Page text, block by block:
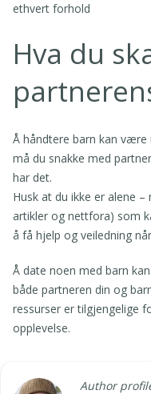
ethvert forhold
Hva du
Å håndtere barn kan
må du snakke med
har det.
Husk at du ikke er alene
artikler og nettfora) som
å få hjelp og veiledning
Å date noen med barn
både partneren din og
ressurser er tilgjengelige
opplevelse.
Author